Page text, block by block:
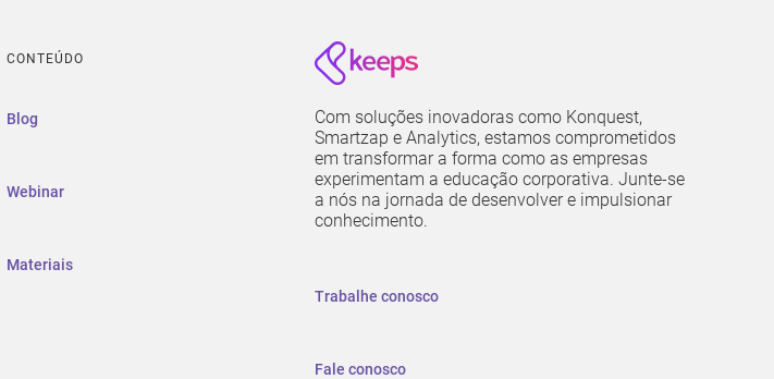
CONTEÚDO
Blog
Webinar
Materiais
Com soluções inovadoras como Konquest,
Smartzap e Analytics, estamos comprometidos
em transformar a forma como as empresas
experimentam a educação corporativa. Junte-se
a nós na jornada de desenvolver e impulsionar
conhecimento.
Trabalhe conosco
Fale conosco